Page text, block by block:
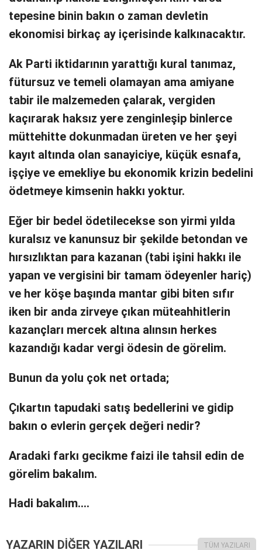
tepesine binin bakın o zaman devletin
ekonomisi birkaç ay içerisinde kalkınacaktır.
Ak Parti iktidarının yarattığı kural tanımaz,
fütursuz ve temeli olamayan ama amiyane
tabir ile malzemeden çalarak, vergiden
kaçırarak haksız yere zenginleşip binlerce
müttehitte dokunmadan üreten ve her şeyi
kayıt altında olan sanayiciye, küçük esnafa,
işçiye ve emekliye bu ekonomik krizin bedelini
ödetmeye kimsenin hakkı yoktur.
Eğer bir bedel ödetilecekse son yirmi yılda
kuralsız ve kanunsuz bir şekilde betondan ve
hırsızlıktan para kazanan (tabi işini hakkı ile
yapan ve vergisini bir tamam ödeyenler hariç)
ve her köşe başında mantar gibi biten sıfır
iken bir anda zirveye çıkan müteahhitlerin
kazançları mercek altına alınsın herkes
kazandığı kadar vergi ödesin de görelim.
Bunun da yolu çok net ortada;
Çıkartın tapudaki satış bedellerini ve gidip
bakın o evlerin gerçek değeri nedir?
Aradaki farkı gecikme faizi ile tahsil edin de
görelim bakalım.
Hadi bakalım….
YAZARIN DİĞER YAZILARI TÜM YAZILARI